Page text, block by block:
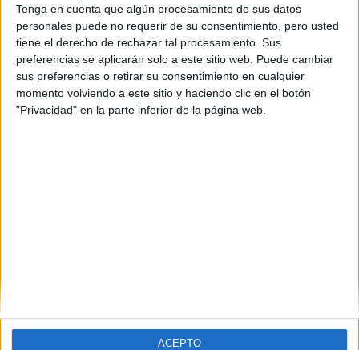
Tenga en cuenta que algún procesamiento de sus datos
personales puede no requerir de su consentimiento, pero usted
tiene el derecho de rechazar tal procesamiento. Sus
preferencias se aplicarán solo a este sitio web. Puede cambiar
sus preferencias o retirar su consentimiento en cualquier
momento volviendo a este sitio y haciendo clic en el botón
"Privacidad" en la parte inferior de la página web.
ACEPTO